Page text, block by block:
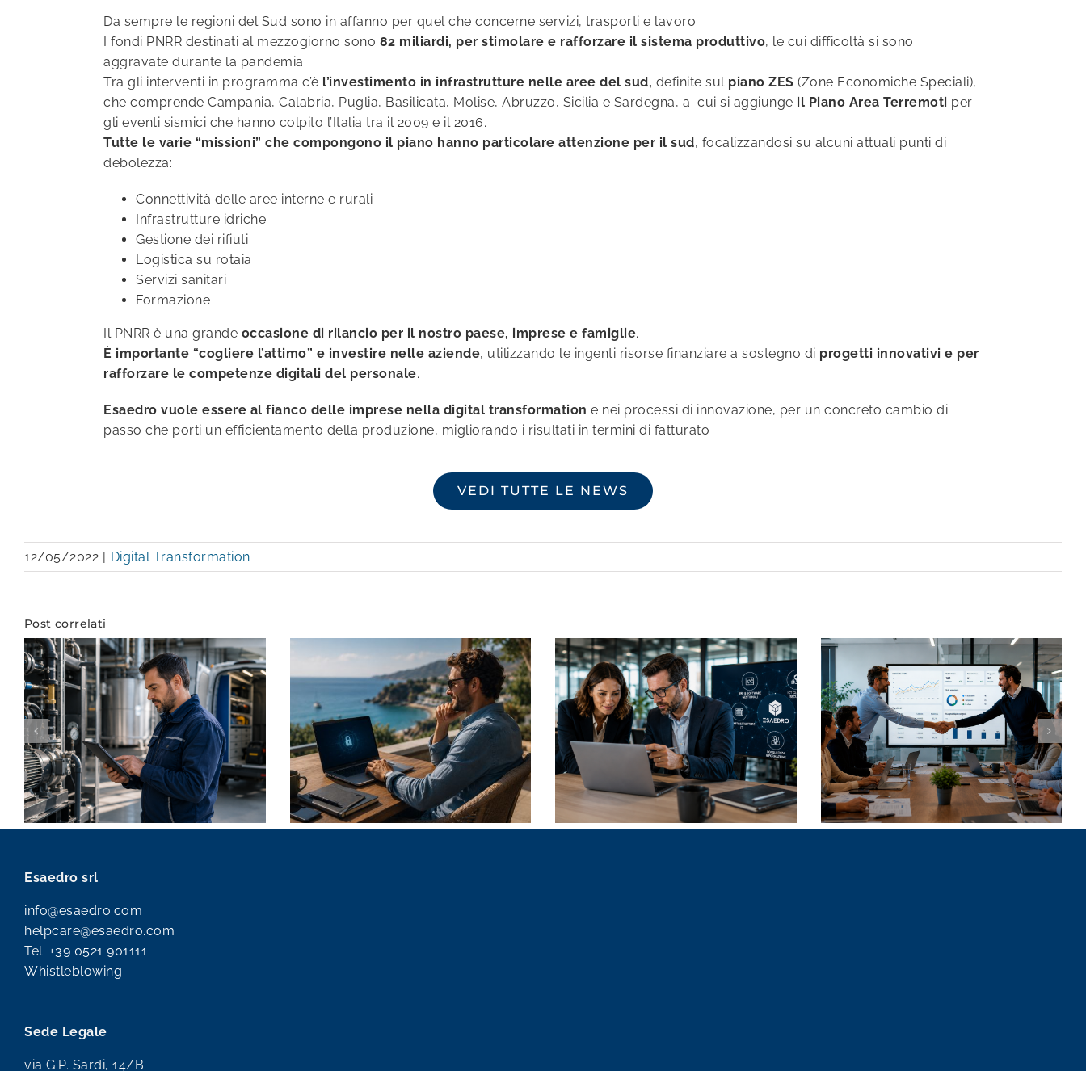
Da sempre le regioni del Sud sono in affanno per quel che concerne servizi, trasporti e lavoro.
I fondi PNRR destinati al mezzogiorno sono 82 miliardi, per stimolare e rafforzare il sistema produttivo, le cui difficoltà si sono
aggravate durante la pandemia.
Tra gli interventi in programma c’è l’investimento in infrastrutture nelle aree del sud, definite sul piano ZES (Zone Economiche Speciali),
che comprende Campania, Calabria, Puglia, Basilicata, Molise, Abruzzo, Sicilia e Sardegna, a cui si aggiunge il Piano Area Terremoti per
gli eventi sismici che hanno colpito l’Italia tra il 2009 e il 2016.
Tutte le varie “missioni” che compongono il piano hanno particolare attenzione per il sud, focalizzandosi su alcuni attuali punti di
debolezza:
Connettività delle aree interne e rurali
Infrastrutture idriche
Gestione dei rifiuti
Logistica su rotaia
Servizi sanitari
Formazione
Il PNRR è una grande occasione di rilancio per il nostro paese, imprese e famiglie.
È importante “cogliere l’attimo” e investire nelle aziende, utilizzando le ingenti risorse finanziare a sostegno di progetti innovativi e per
rafforzare le competenze digitali del personale.
Esaedro vuole essere al fianco delle imprese nella digital transformation e nei processi di innovazione, per un concreto cambio di
passo che porti un efficientamento della produzione, migliorando i risultati in termini di fatturato
VEDI TUTTE LE NEWS
12/05/2022 Digital Transformation
Post correlati
rivoluzione digitale
nell’assistenza tecnica
Lavorare in mobilità
durante l’estate: 10
accorgimenti per
proteggere dati e
attività aziendali
Esaedro e Vicsam
Group: una sinergia che
rafforza il futuro digitale
delle PMI
gruppo Vicsam: una
nuova energia per il tuo
business
Esaedro srl
info@esaedro.com
helpcare@esaedro.com
Tel. +39 0521 901111
Whistleblowing
Sede Legale
via G.P. Sardi, 14/B